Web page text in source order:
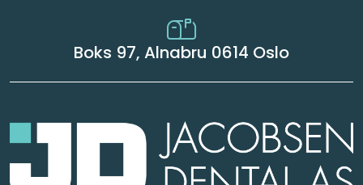
Boks 97, Alnabru 0614 Oslo